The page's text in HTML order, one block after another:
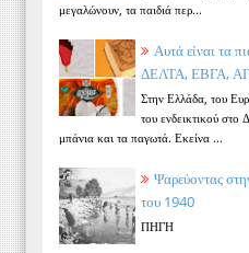
μεγαλώνουν, τα παιδιά περ...
Αυτά είναι τα
ΔΕΛΤΑ, ΕΒΓΑ,
Στην Ελλάδα, του
του ενδεικτικού στο
μπάνια και τα παγωτά. Εκείνα ...
Ψαρεύοντας
του 1940
ΠΗΓΗ